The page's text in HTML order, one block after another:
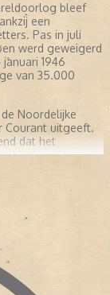
bleef
een
Pas in juli
werd geweigerd
1946
van 35.000
Noordelijke
Courant uitgeeft.
dat het
en de
ochtendblad. Op
onder de